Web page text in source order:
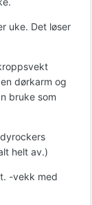
uke. Det løser
dørkarm og
bruke som
helt av.)
-vekk med